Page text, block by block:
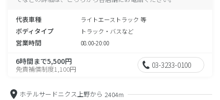
代表車種 ライトエーストラック 等
ボディタイプ トラック・バスなど
営業時間 08:00-20:00
6時間まで5,500円
免責補償制度1,100円 03-3233-0100
ホテルサードニクス上野から 2404m